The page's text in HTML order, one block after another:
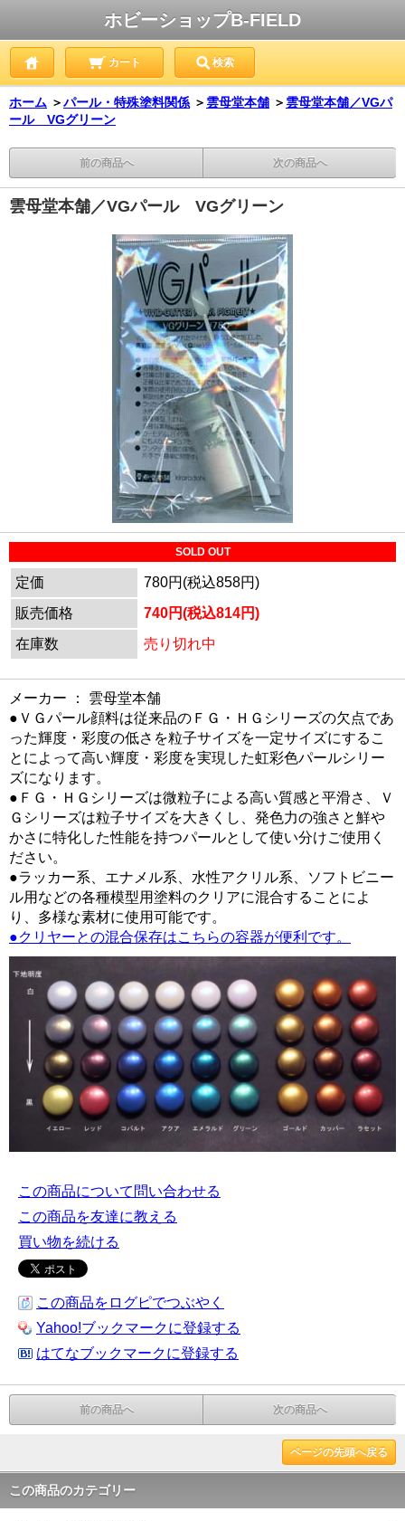
ホビーショップB-FIELD
カート 検索
ホーム ＞パール・特殊塗料関係 ＞ 雲母堂本舗 ＞ 雲母堂本舗／VGパ
ール VGグリーン
前の商品へ 次の商品へ
雲母堂本舗／VGパール VGグリーン
SOLD OUT
定価
780円(税込858円)
販売価格
740円(税込814円)
在庫数
売り切れ中
メーカー ： 雲母堂本舗
●ＶＧパール顔料は従来品のＦＧ・ＨＧシリーズの欠点であ
った輝度・彩度の低さを粒子サイズを一定サイズにするこ
とによって高い輝度・彩度を実現した虹彩色パールシリー
ズになります。
●ＦＧ・ＨＧシリーズは微粒子による高い質感と平滑さ、Ｖ
Ｇシリーズは粒子サイズを大きくし、発色力の強さと鮮や
かさに特化した性能を持つパールとして使い分けご使用く
ださい。
●ラッカー系、エナメル系、水性アクリル系、ソフトビニー
ル用などの各種模型用塗料のクリアに混合することによ
り、多様な素材に使用可能です。
●クリヤーとの混合保存はこちらの容器が便利です。
この商品について問い合わせる
この商品を友達に教える
買い物を続ける
この商品をログピでつぶやく
Yahoo!ブックマークに登録する
はてなブックマークに登録する
前の商品へ 次の商品へ
ページの先頭へ戻る
この商品のカテゴリー